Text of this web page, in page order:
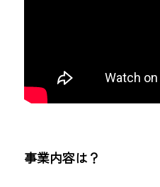
事業内容は？